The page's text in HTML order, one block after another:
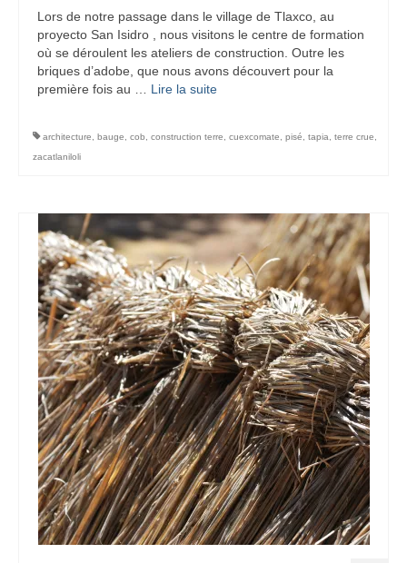
Lors de notre passage dans le village de Tlaxco, au
proyecto San Isidro , nous visitons le centre de formation
où se déroulent les ateliers de construction. Outre les
briques d’adobe, que nous avons découvert pour la
première fois au … Lire la suite­­
architecture bauge cob construction terre cuexcomate pisé tapia terre crue
zacatlaniloli